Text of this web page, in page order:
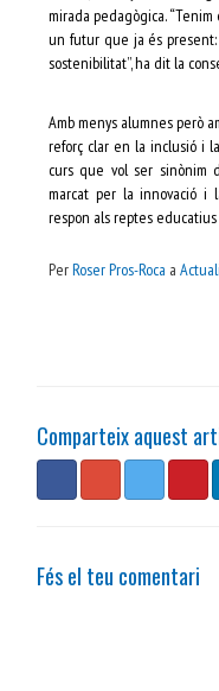
mirada pedagògica.
un futur que ja és
sostenibilitat”, ha dit la
Amb menys alumnes però
reforç clar en la inclusió i
curs que vol ser sinònim
marcat per la innovació i
respon als reptes
PerRoser Pros-Roca a
Comparteix aquest
Fés el teu comentari